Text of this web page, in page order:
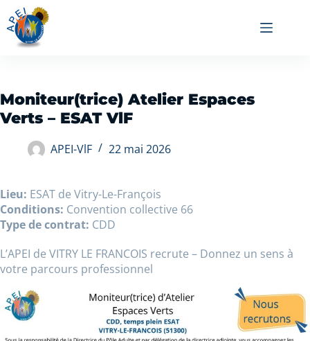
Moniteur(trice) Atelier Espaces
Verts – ESAT VlF
APEI-VlF 22 mai 2026
Lieu: ESAT de Vitry-Le-François
Conditions: Convention collective 66
Type de contrat: CDD
L’APEI de VITRY LE FRANCOIS recrute – Donnez un sens à
votre parcours professionnel